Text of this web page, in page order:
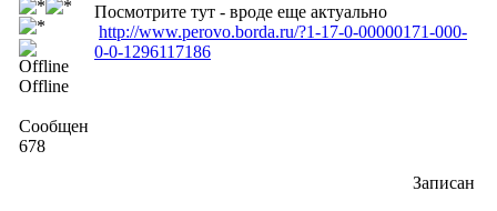
Offline
Сообщений:
678
Посмотрите тут - вроде еще актуально
http://www.perovo.borda.ru/?1-17-0-00000171-000-
0-0-1296117186
Записан